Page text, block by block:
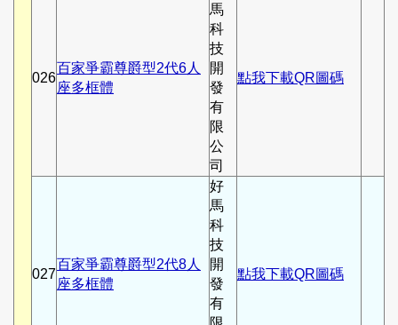
026
百家爭霸尊爵型2代6人
座多框體
馬
科
技
開
發
有
限
公
司
點我下載QR圖碼
027
百家爭霸尊爵型2代8人
座多框體
好
馬
科
技
開
發
有
點我下載QR圖碼